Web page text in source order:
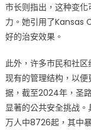
市长则指出，这种变
力。她引用了Kansas
好的治安效果。
此外，许多市民和社
现有的管理结构，以
据，截至2024年，圣
显著的公共安全挑战
万人中8726起，其中